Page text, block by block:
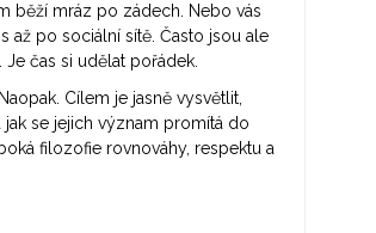
běží mráz po zádech. Nebo vás
až po sociální sítě. Často jsou ale
čas si udělat pořádek.
Cílem je jasně vysvětlit,
se jejich význam promítá do
filozofie rovnováhy, respektu a